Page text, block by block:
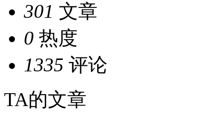
301 文章
0 热度
1335 评论
TA的文章